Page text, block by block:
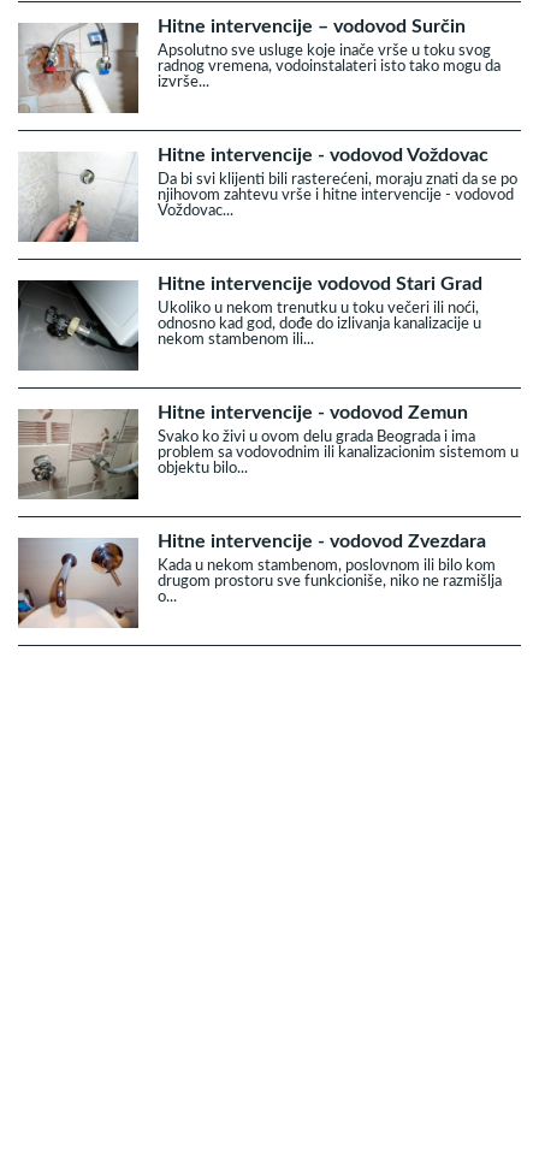
Hitne intervencije – vodovod Surčin
Apsolutno sve usluge koje inače vrše u toku svog
radnog vremena, vodoinstalateri isto tako mogu da
izvrše...
Hitne intervencije - vodovod Voždovac
Da bi svi klijenti bili rasterećeni, moraju znati da se po
njihovom zahtevu vrše i hitne intervencije - vodovod
Voždovac...
Hitne intervencije vodovod Stari Grad
Ukoliko u nekom trenutku u toku večeri ili noći,
odnosno kad god, dođe do izlivanja kanalizacije u
nekom stambenom ili...
Hitne intervencije - vodovod Zemun
Svako ko živi u ovom delu grada Beograda i ima
problem sa vodovodnim ili kanalizacionim sistemom u
objektu bilo...
Hitne intervencije - vodovod Zvezdara
Kada u nekom stambenom, poslovnom ili bilo kom
drugom prostoru sve funkcioniše, niko ne razmišlja
o...